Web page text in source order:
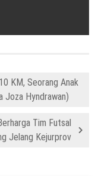
KM, Seorang Anak
Joza Hyndrawan)
Tim Futsal
Jelang Kejurprov